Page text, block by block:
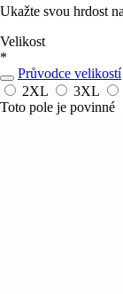
Ukažte svou hrdost
Velikost
*
Průvodce velikostí
2XL
3XL
Toto pole je povinné